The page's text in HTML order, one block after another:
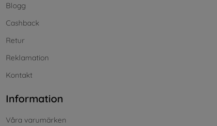
Blogg
Cashback
Retur
Reklamation
Kontakt
Information
Våra varumärken